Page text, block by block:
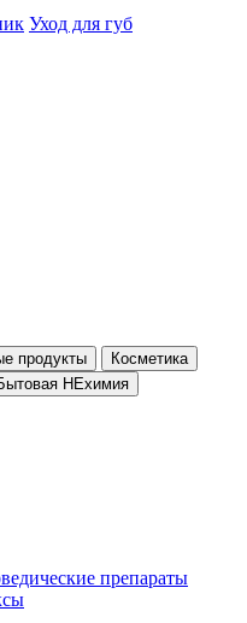
Уход для губ
продукты
Косметика
НЕхимия
препараты